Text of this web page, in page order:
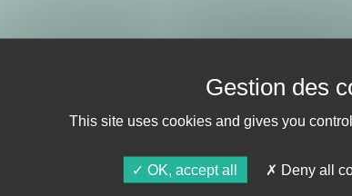
AU
This site uses cookies and gives you
OK, accept all Deny all